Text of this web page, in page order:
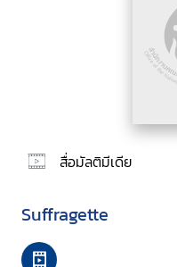
สื่อมัลติมีเดีย
Suffragette